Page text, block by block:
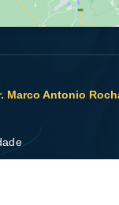
Marco Antonio